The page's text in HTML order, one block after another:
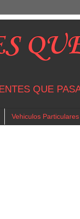
QUE
Vehiculos Particulares